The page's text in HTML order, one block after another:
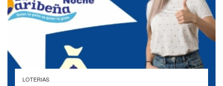
LOTERIAS